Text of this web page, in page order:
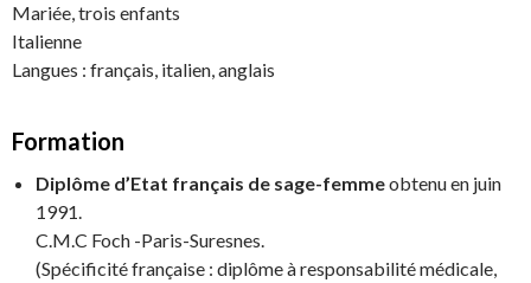
Mariée, trois enfants
Italienne
Langues : français, italien, anglais
Formation
Diplôme d’Etat français de sage-femmeobtenu en juin
1991.
C.M.C Foch -Paris-Suresnes.
(Spécificité française : diplôme à responsabilité médicale,